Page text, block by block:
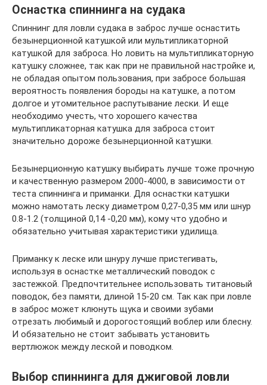
Оснастка спиннинга на судака
Спиннинг для ловли судака в заброс лучше оснастить
безынерционной катушкой или мультипликаторной
катушкой для заброса. Но ловить на мультипликаторную
катушку сложнее, так как при не правильной настройке и,
не обладая опытом пользования, при забросе большая
вероятность появления бороды на катушке, а потом
долгое и утомительное распутывание лески. И еще
необходимо учесть, что хорошего качества
мультипликаторная катушка для заброса стоит
значительно дороже безынерционной катушки.
Безынерционную катушку выбирать лучше тоже прочную
и качественную размером 2000-4000, в зависимости от
теста спиннинга и приманки. Для оснастки катушки
можно намотать леску диаметром 0,27-0,35 мм или шнур
0.8-1.2 (толщиной 0,14 -0,20 мм), кому что удобно и
обязательно учитывая характеристики удилища.
Приманку к леске или шнуру лучше пристегивать,
используя в оснастке металлический поводок с
застежкой. Предпочтительнее использовать титановый
поводок, без памяти, длиной 15-20 см. Так как при ловле
в заброс может клюнуть щука и своими зубами
отрезать любимый и дорогостоящий воблер или блесну.
И обязательно не стоит забывать установить
вертлюжок между леской и поводком.
Выбор спиннинга для джиговой ловли